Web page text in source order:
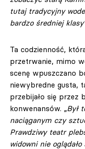
tutaj tradycyjny
bardzo średniej
Ta codzienność,
przetrwanie, mimo
scenę wpuszczano
niewybredne gusta,
przebijało się przez
konwenansów. „Był
naciąganym czy
Prawdziwy teatr
widowni nie